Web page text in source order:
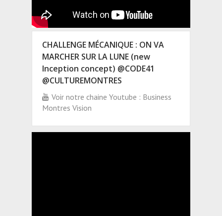
CHALLENGE MÉCANIQUE : ON VA
MARCHER SUR LA LUNE (new
Inception concept) @CODE41
@CULTUREMONTRES
Voir notre chaine Youtube : Business
Montres Vision